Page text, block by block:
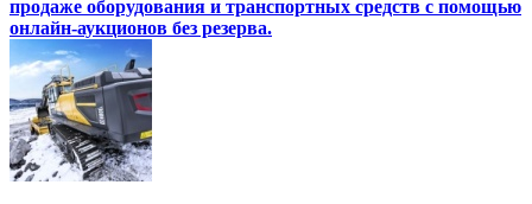
продаже оборудования и транспортных средств с помощью
онлайн-аукционов без резерва.